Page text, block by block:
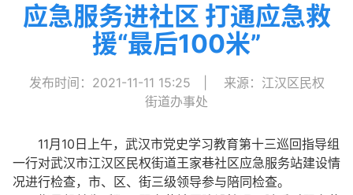
应急服务进社区 打通应急救
援“最后100米”
发布时间：2021-11-11 15:25
来源：江汉区民权
街道办事处
11月10日上午，武汉市党史学习教育第十三巡回指导组
一行对武汉市江汉区民权街道王家巷社区应急服务站建设情
况进行检查，市、区、街三级领导参与陪同检查。